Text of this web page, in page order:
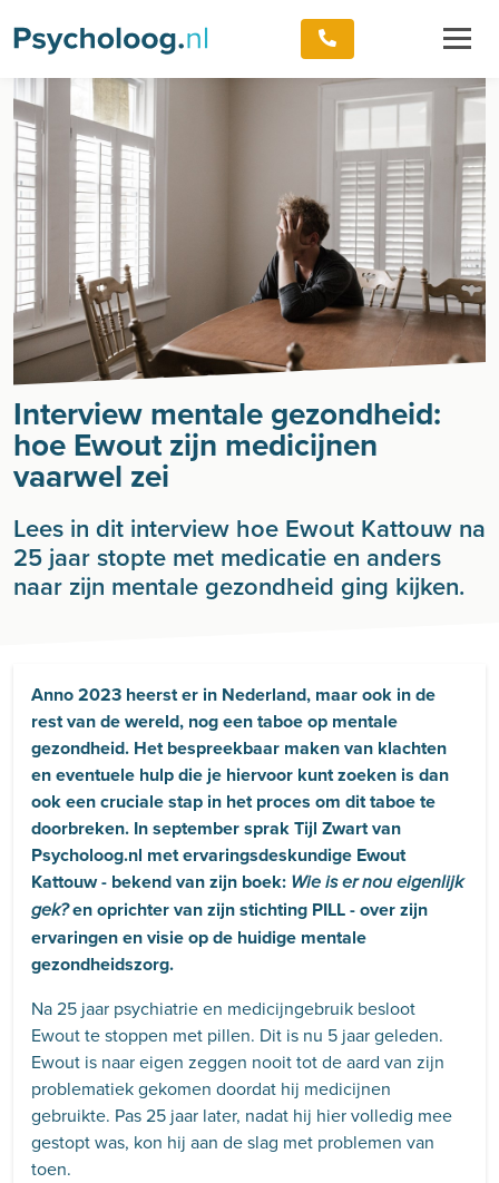
Interview mentale gezondheid:
hoe Ewout zijn medicijnen
vaarwel zei
Lees in dit interview hoe Ewout Kattouw na
25 jaar stopte met medicatie en anders
naar zijn mentale gezondheid ging kijken.
Anno 2023 heerst er in Nederland, maar ook in de
rest van de wereld, nog een taboe op mentale
gezondheid. Het bespreekbaar maken van klachten
en eventuele hulp die je hiervoor kunt zoeken is dan
ook een cruciale stap in het proces om dit taboe te
doorbreken. In september sprak Tijl Zwart van
Psycholoog.nl met ervaringsdeskundige Ewout
Kattouw - bekend van zijn boek: Wie is er nou eigenlijk
gek?en oprichter van zijn stichting PILL - over zijn
ervaringen en visie op de huidige mentale
gezondheidszorg.
Na 25 jaar psychiatrie en medicijngebruik besloot
Ewout te stoppen met pillen. Dit is nu 5 jaar geleden.
Ewout is naar eigen zeggen nooit tot de aard van zijn
problematiek gekomen doordat hij medicijnen
gebruikte. Pas 25 jaar later, nadat hij hier volledig mee
gestopt was, kon hij aan de slag met problemen van
toen.